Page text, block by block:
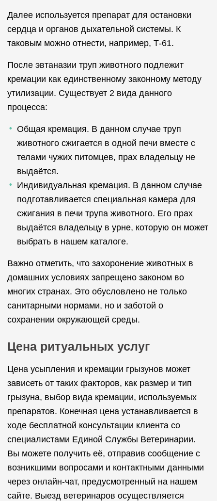
Далее используется препарат для остановки
сердца и органов дыхательной системы. К
таковым можно отнести, например, Т-61.
После эвтаназии труп животного подлежит
кремации как единственному законному методу
утилизации. Существует 2 вида данного
процесса:
Общая кремация. В данном случае труп
животного сжигается в одной печи вместе с
телами чужих питомцев, прах владельцу не
выдаётся.
Индивидуальная кремация. В данном случае
подготавливается специальная камера для
сжигания в печи трупа животного. Его прах
выдаётся владельцу в урне, которую он может
выбрать в нашем каталоге.
Важно отметить, что захоронение животных в
домашних условиях запрещено законом во
многих странах. Это обусловлено не только
санитарными нормами, но и заботой о
сохранении окружающей среды.
Цена ритуальных услуг
Цена усыпления и кремации грызунов может
зависеть от таких факторов, как размер и тип
грызуна, выбор вида кремации, используемых
препаратов. Конечная цена устанавливается в
ходе бесплатной консультации клиента со
специалистами Единой Службы Ветеринарии.
Вы можете получить её, отправив сообщение с
возникшими вопросами и контактными данными
через онлайн-чат, предусмотренный на нашем
сайте. Выезд ветеринаров осуществляется